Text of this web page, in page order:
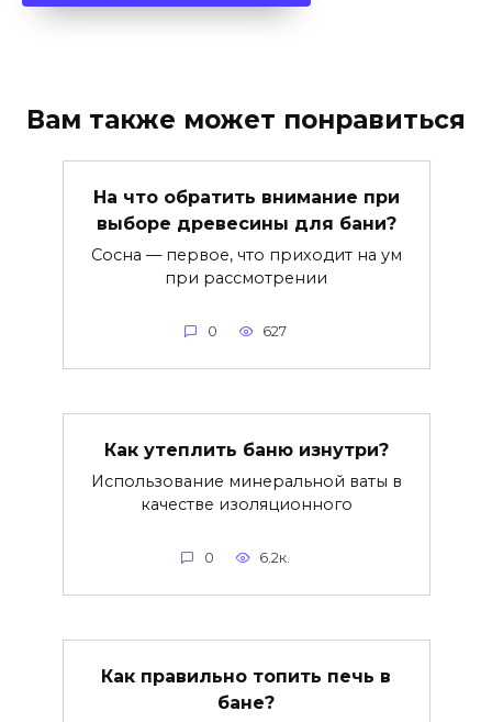
Вам также может понравиться
На что обратить внимание при
выборе древесины для бани?
Сосна — первое, что приходит на ум
при рассмотрении
0 627
Как утеплить баню изнутри?
Использование минеральной ваты в
качестве изоляционного
0 6.2к.
Как правильно топить печь в
бане?